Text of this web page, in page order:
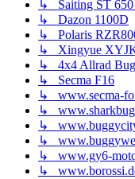
↳ Saiting ST
↳ Dazon 1100D
↳ Polaris
↳ Xingyue XYJK
↳ 4x4 Allrad
↳ Secma F16
↳ www.secma-
↳
↳
↳
↳ www.gy6-
↳